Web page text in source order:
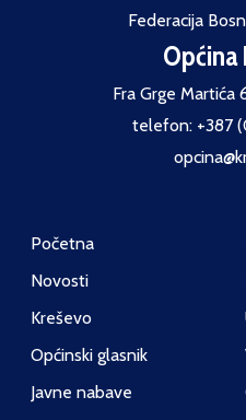
Federacija
Općina
Fra Grge Martića
telefon: +387
Početna
Novosti
Kreševo
Općinski glasnik
Javne nabave